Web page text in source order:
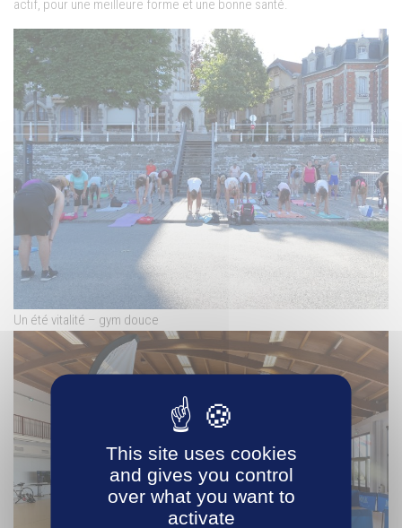
actif, pour une meilleure forme et une bonne santé.
Un été vitalité – gym douce
This site uses cookies
and gives you control
over what you want to
activate